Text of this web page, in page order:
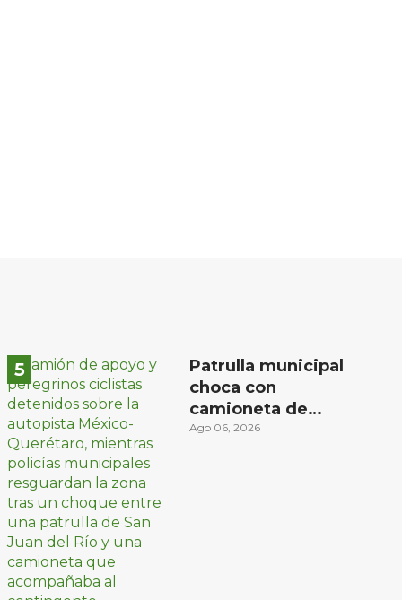
Patrulla municipal
choca con
camioneta de
peregrinos ciclistas
Ago 06, 2026